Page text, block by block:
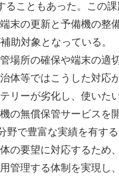
こともあった。この
末の更新と予備機の整
助対象となっている。
場所の確保や端末の適
体等ではこうした対応
リーが劣化し、使いた
の無償保管サービスを開
野で豊富な実績を有す
の要望に対応するため
管理する体制を実現し